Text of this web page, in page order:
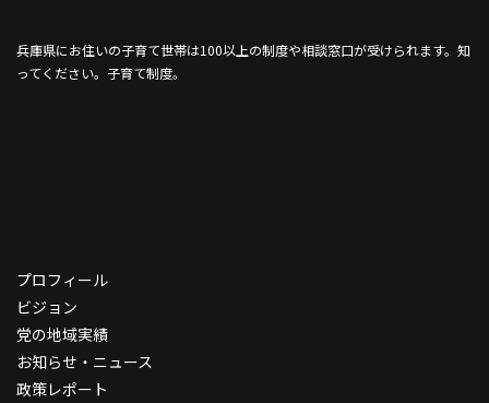
プロフィール
ビジョン
党の地域実績
お知らせ・ニュース
政策レポート
兵庫県にお住いの子育て世帯は100以上の制度や相談窓口が受けられます。 知
ってください。子育て制度。